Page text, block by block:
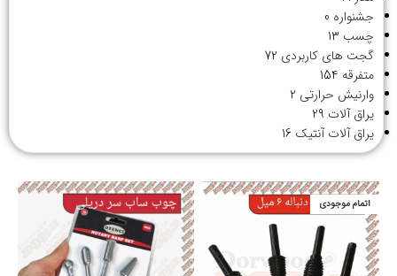
جشنواره 0
چسب 13
گجت های کاربردی 72
متفرقه 154
وارنیش حرارتی 2
یراق آلات 29
یراق آلات آنتیک 16
اتمام موجودی